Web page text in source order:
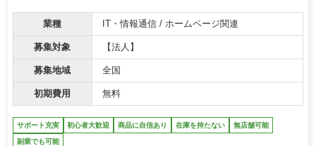
業種 IT・情報通信 / ホームページ関連
募集対象 【法人】
募集地域 全国
初期費用 無料
サポート充実 初心者大歓迎 商品に自信あり 在庫を持たない 無店舗可能
副業でも可能